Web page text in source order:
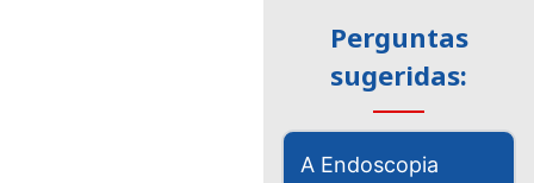
Perguntas
sugeridas:
A Endoscopia